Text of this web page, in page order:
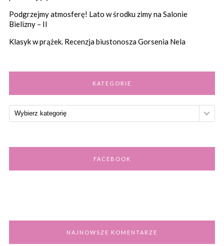
Podgrzejmy atmosferę! Lato w środku zimy na Salonie
Bielizny – II
Klasyk w prążek. Recenzja biustonosza Gorsenia Nela
KATEGORIE
FACEBOOK
NAJNOWSZE KOMENTARZE